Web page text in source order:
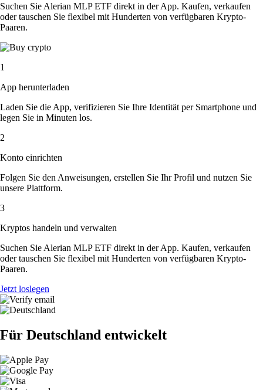
Suchen Sie Alerian MLP ETF direkt in der App. Kaufen, verkaufen
oder tauschen Sie flexibel mit Hunderten von verfügbaren Krypto-
Paaren.
1
App herunterladen
Laden Sie die App, verifizieren Sie Ihre Identität per Smartphone und
legen Sie in Minuten los.
2
Konto einrichten
Folgen Sie den Anweisungen, erstellen Sie Ihr Profil und nutzen Sie
unsere Plattform.
3
Kryptos handeln und verwalten
Suchen Sie Alerian MLP ETF direkt in der App. Kaufen, verkaufen
oder tauschen Sie flexibel mit Hunderten von verfügbaren Krypto-
Paaren.
Jetzt loslegen
Für Deutschland entwickelt